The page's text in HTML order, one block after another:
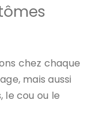
chez chaque
mais aussi
le cou ou le